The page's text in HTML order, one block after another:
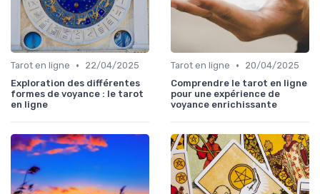
Tarot en ligne •
22/04/2025
Exploration des différentes
formes de voyance : le tarot
en ligne
Tarot en ligne •
20/04/2025
Comprendre le tarot en ligne
pour une expérience de
voyance enrichissante